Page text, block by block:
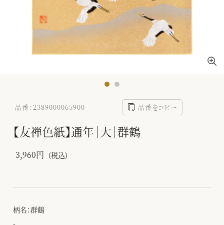
品番：2389000065900 品番をコピー
【友禅色紙】通年｜大｜群鶴
3,960円 (税込)
柄名：群鶴